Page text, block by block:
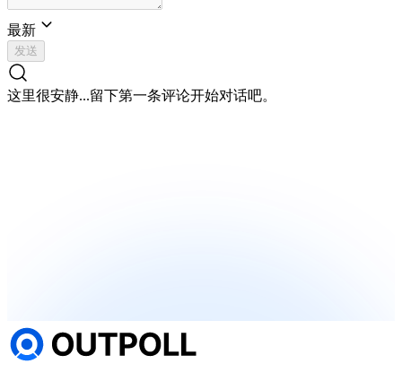
最新
发送
这里很安静...留下第一条评论开始对话吧。